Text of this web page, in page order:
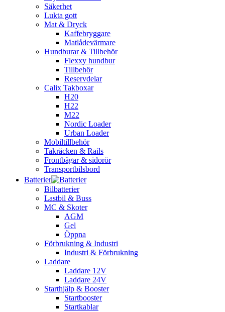
Säkerhet
Lukta gott
Mat & Dryck
Kaffebryggare
Matlådevärmare
Hundburar & Tillbehör
Flexxy hundbur
Tillbehör
Reservdelar
Calix Takboxar
H20
H22
M22
Nordic Loader
Urban Loader
Mobiltillbehör
Takräcken & Rails
Frontbågar & sidorör
Transportbilsbord
Batterier
Bilbatterier
Lastbil & Buss
MC & Skoter
AGM
Gel
Öppna
Förbrukning & Industri
Industri & Förbrukning
Laddare
Laddare 12V
Laddare 24V
Starthjälp & Booster
Startbooster
Startkablar